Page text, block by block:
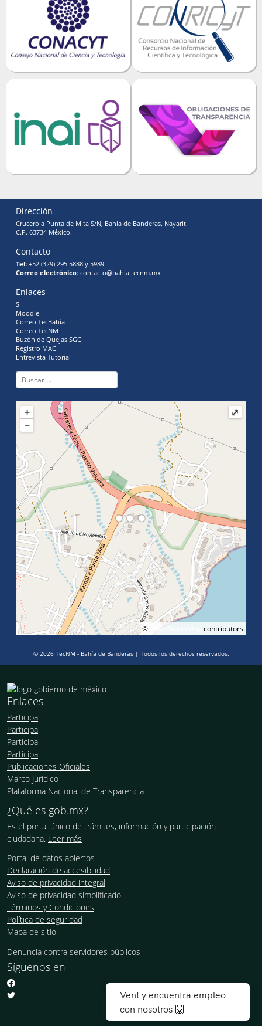
Dirección
Crucero a Punta de Mita S/N, Bahía de Banderas, Nayarit.
C.P. 63734 México.
Contacto
Tel: +52 (329) 295 5888 y 5989
Correo electrónico: contacto@bahia.tecnm.mx
Enlaces
SII
Moodle
Correo TecBahía
Correo TecNM
Buzón de Quejas SGC
Registro MAC
Entrevista Tutorial
+
−
© OpenStreetMap contributors.
⤢
Ven! y encuentra empleo
con nosotros 🙌
© 2026 TecNM - Bahía de Banderas | Todos los derechos reservados.
Enlaces
Participa
Participa
Participa
Participa
Publicaciones Oficiales
Marco Jurídico
Plataforma Nacional de Transparencia
¿Qué es gob.mx?
Es el portal único de trámites, información y participación
ciudadana. Leer más
Portal de datos abiertos
Declaración de accesibilidad
Aviso de privacidad integral
Aviso de privacidad simplificado
Términos y Condiciones
Política de seguridad
Mapa de sitio
Denuncia contra servidores públicos
Síguenos en